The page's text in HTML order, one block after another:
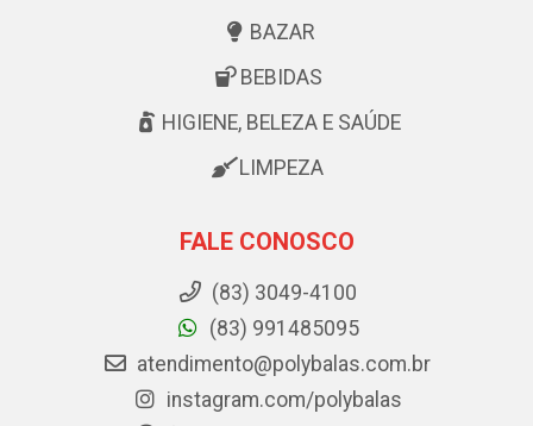
BAZAR
BEBIDAS
HIGIENE, BELEZA E SAÚDE
LIMPEZA
FALE CONOSCO
(83) 3049-4100
(83) 991485095
atendimento@polybalas.com.br
instagram.com/polybalas